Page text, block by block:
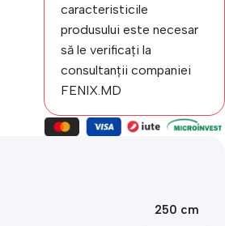
caracteristicile
produsului este necesar
să le verificați la
consultanții companiei
FENIX.MD
250 cm